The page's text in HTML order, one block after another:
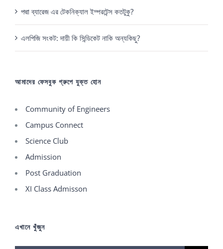
পদ্মা ব্যারেজ এর টেকনিক্যাল ইম্পরটেন্স কতটুকু?
এলপিজি সংকট: দায়ী কি সিন্ডিকেট নাকি অন্যকিছু?
আমাদের ফেসবুক গ্রুপে যুক্ত হোন
Community of Engineers
Campus Connect
Science Club
Admission
Post Graduation
XI Class Admisson
এখানে খুঁজুন